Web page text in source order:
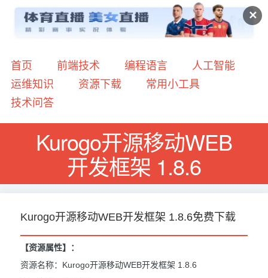
✕
首页 前端技术 编程语言
人工智能
运维知识
资源下载
常用小工具
技术问答
Kurogo开源移动WEB
开发框架 1.8.6
Kurogo开源移动WEB开发框架 1.8.6免费下载
【资源属性】：
资源名称：Kurogo开源移动WEB开发框架 1.8.6